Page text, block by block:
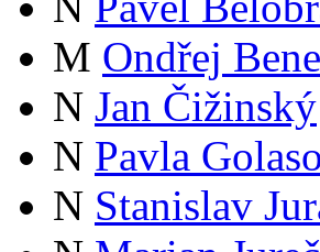
M Ondřej
N Jan Čižinský
N Pavla
N Stanislav